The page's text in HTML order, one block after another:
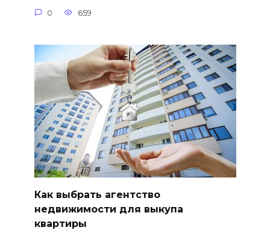
0 659
Как выбрать агентство
недвижимости для выкупа
квартиры